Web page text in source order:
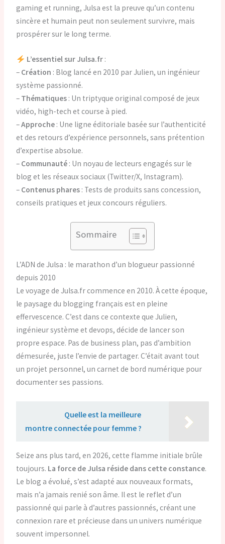
gaming et running, Julsa est la preuve qu’un contenu
sincère et humain peut non seulement survivre, mais
prospérer sur le long terme.
L’essentiel sur Julsa.fr :
– Création : Blog lancé en 2010 par Julien, un ingénieur
système passionné.
– Thématiques : Un triptyque original composé de jeux
vidéo, high-tech et course à pied.
–Approche : Une ligne éditoriale basée sur l’authenticité
et des retours d’expérience personnels, sans prétention
d’expertise absolue.
– Communauté : Un noyau de lecteurs engagés sur le
blog et les réseaux sociaux (Twitter/X, Instagram).
– Contenus phares : Tests de produits sans concession,
conseils pratiques et jeux concours réguliers.
Sommaire
L’ADN de Julsa : le marathon d’un blogueur passionné
depuis 2010
Le voyage de Julsa.fr commence en 2010. À cette époque,
le paysage du blogging français est en pleine
effervescence. C’est dans ce contexte que Julien,
ingénieur système et devops, décide de lancer son
propre espace. Pas de business plan, pas d’ambition
démesurée, juste l’envie de partager. C’était avant tout
un projet personnel, un carnet de bord numérique pour
documenter ses passions.
Quelle est la meilleure
montre connectée pour femme ?
Seize ans plus tard, en 2026, cette flamme initiale brûle
toujours. La force de Julsa réside dans cette constance.
Le blog a évolué, s’est adapté aux nouveaux formats,
mais n’a jamais renié son âme. Il est le reflet d’un
passionné qui parle à d’autres passionnés, créant une
connexion rare et précieuse dans un univers numérique
souvent impersonnel.